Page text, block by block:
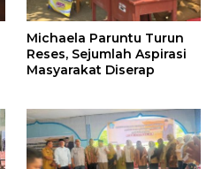
Michaela Paruntu Turun
Reses, Sejumlah Aspirasi
Masyarakat Diserap